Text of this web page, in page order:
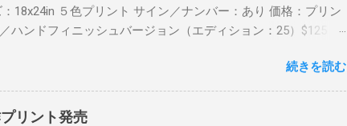
18x24in ５色プリント サイン／ナンバー：あり 価格：プリン
ハンドフィニッシュバージョン（エディション：25）$125 購
続きを読む
リント発売